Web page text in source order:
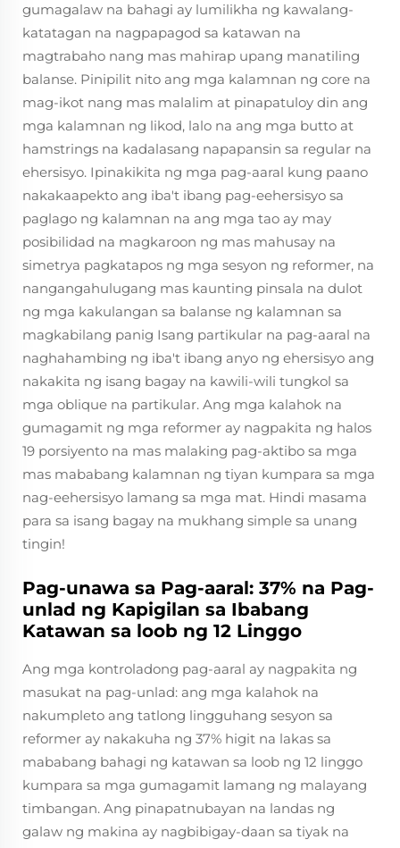
gumagalaw na bahagi ay lumilikha ng kawalang-
katatagan na nagpapagod sa katawan na
magtrabaho nang mas mahirap upang manatiling
balanse. Pinipilit nito ang mga kalamnan ng core na
mag-ikot nang mas malalim at pinapatuloy din ang
mga kalamnan ng likod, lalo na ang mga butto at
hamstrings na kadalasang napapansin sa regular na
ehersisyo. Ipinakikita ng mga pag-aaral kung paano
nakakaapekto ang iba't ibang pag-eehersisyo sa
paglago ng kalamnan na ang mga tao ay may
posibilidad na magkaroon ng mas mahusay na
simetrya pagkatapos ng mga sesyon ng reformer, na
nangangahulugang mas kaunting pinsala na dulot
ng mga kakulangan sa balanse ng kalamnan sa
magkabilang panig Isang partikular na pag-aaral na
naghahambing ng iba't ibang anyo ng ehersisyo ang
nakakita ng isang bagay na kawili-wili tungkol sa
mga oblique na partikular. Ang mga kalahok na
gumagamit ng mga reformer ay nagpakita ng halos
19 porsiyento na mas malaking pag-aktibo sa mga
mas mababang kalamnan ng tiyan kumpara sa mga
nag-eehersisyo lamang sa mga mat. Hindi masama
para sa isang bagay na mukhang simple sa unang
tingin!
Pag-unawa sa Pag-aaral: 37% na Pag-
unlad ng Kapigilan sa Ibabang
Katawan sa loob ng 12 Linggo
Ang mga kontroladong pag-aaral ay nagpakita ng
masukat na pag-unlad: ang mga kalahok na
nakumpleto ang tatlong lingguhang sesyon sa
reformer ay nakakuha ng 37% higit na lakas sa
mababang bahagi ng katawan sa loob ng 12 linggo
kumpara sa mga gumagamit lamang ng malayang
timbangan. Ang pinapatnubayan na landas ng
galaw ng makina ay nagbibigay-daan sa tiyak na